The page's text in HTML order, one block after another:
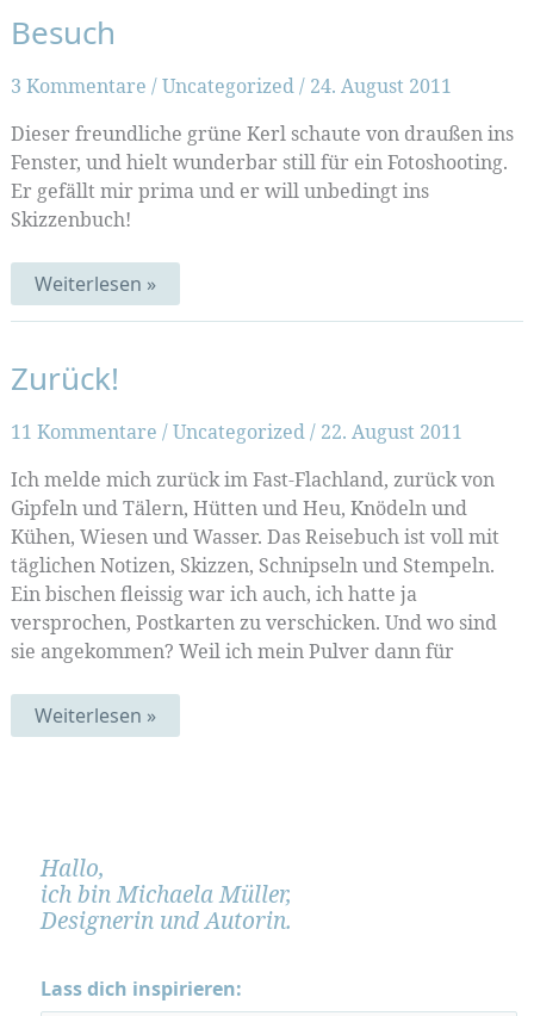
Besuch
3 Kommentare /Uncategorized/ 24. August 2011
Dieser freundliche grüne Kerl schaute von draußen ins
Fenster, und hielt wunderbar still für ein Fotoshooting.
Er gefällt mir prima und er will unbedingt ins
Skizzenbuch!
Besuch
Weiterlesen »
Zurück!
11 Kommentare /Uncategorized/ 22. August 2011
Ich melde mich zurück im Fast-Flachland, zurück von
Gipfeln und Tälern, Hütten und Heu, Knödeln und
Kühen, Wiesen und Wasser. Das Reisebuch ist voll mit
täglichen Notizen, Skizzen, Schnipseln und Stempeln.
Ein bischen fleissig war ich auch, ich hatte ja
versprochen, Postkarten zu verschicken. Und wo sind
sie angekommen? Weil ich mein Pulver dann für
Zurück!
Weiterlesen »
Hallo,
ich bin Michaela Müller,
Designerin und Autorin.
Lass dich inspirieren: